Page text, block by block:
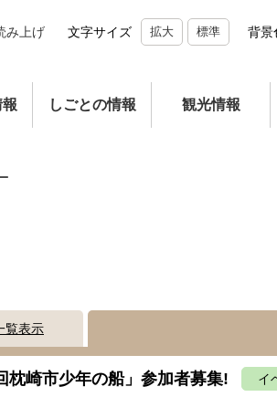
み上げ 文字サイズ 拡大 標準 背景
報 しごとの情報 観光情報
覧表示
枕崎市少年の船」参加者募集! イ